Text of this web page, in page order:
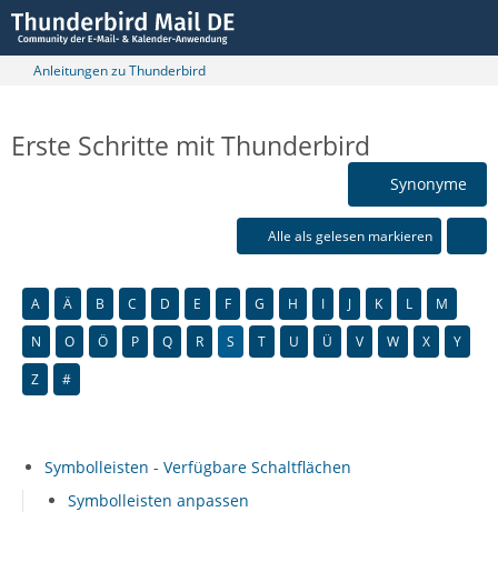
Anleitungen zu Thunderbird
Erste Schritte mit Thunderbird
Synonyme
Alle als gelesen markieren
A Ä B C D E F G H I J K L
M
N
O Ö P Q R S T U Ü V W X
Y
Z
#
Symbolleisten - Verfügbare Schaltflächen
Symbolleisten anpassen